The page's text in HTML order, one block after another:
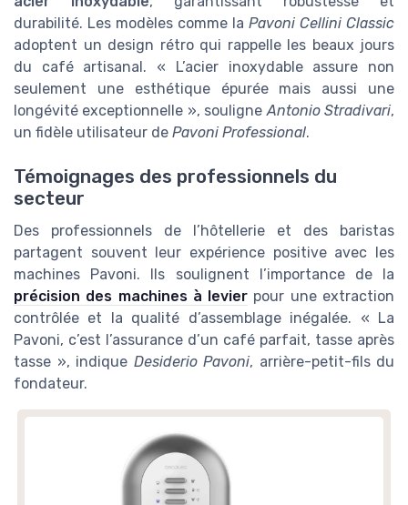
durabilité. Les modèles comme la Pavoni Cellini Classic
adoptent un design rétro qui rappelle les beaux jours
du café artisanal. « L’acier inoxydable assure non
seulement une esthétique épurée mais aussi une
longévité exceptionnelle », souligneAntonio Stradivari,
un fidèle utilisateur de Pavoni Professional.
Témoignages des professionnels du
secteur
Des professionnels de l’hôtellerie et des baristas
partagent souvent leur expérience positive avec les
machines Pavoni. Ils soulignent l’importance de la
précision des machines à levier pour une extraction
contrôlée et la qualité d’assemblage inégalée. « La
Pavoni, c’est l’assurance d’un café parfait, tasse après
tasse », indique Desiderio Pavoni, arrière-petit-fils du
fondateur.